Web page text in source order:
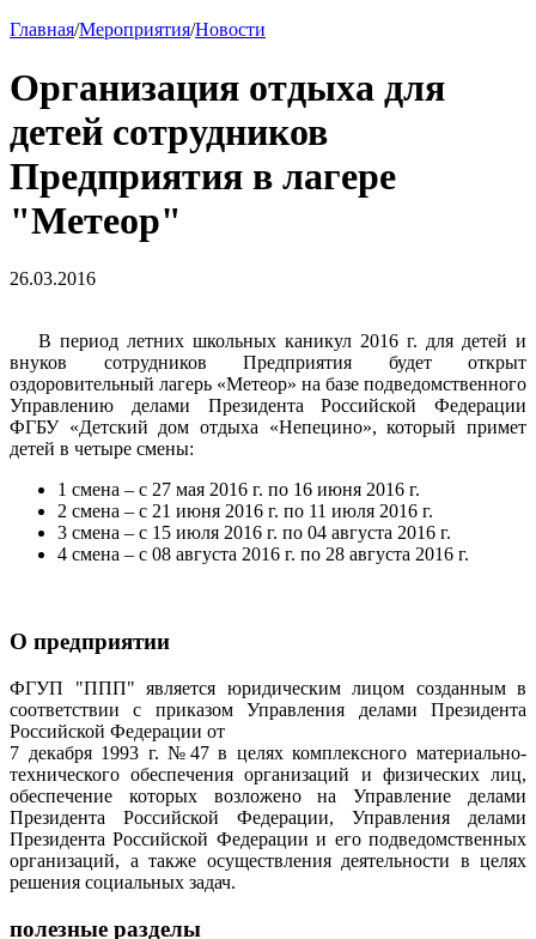
Главная/Мероприятия/Новости
Организация отдыха для
детей сотрудников
Предприятия в лагере
"Метеор"
26.03.2016
В период летних школьных каникул 2016 г. для детей и
внуков сотрудников Предприятия будет открыт
оздоровительный лагерь «Метеор» на базе подведомственного
Управлению делами Президента Российской Федерации
ФГБУ «Детский дом отдыха «Непецино», который примет
детей в четыре смены:
1 смена – с 27 мая 2016 г. по 16 июня 2016 г.
2 смена – с 21 июня 2016 г. по 11 июля 2016 г.
3 смена – с 15 июля 2016 г. по 04 августа 2016 г.
4 смена – с 08 августа 2016 г. по 28 августа 2016 г.
О предприятии
ФГУП "ППП" является юридическим лицом созданным в
соответствии с приказом Управления делами Президента
Российской Федерации от
7 декабря 1993 г. №47 в целях комплексного материально-
технического обеспечения организаций и физических лиц,
обеспечение которых возложено на Управление делами
Президента Российской Федерации, Управления делами
Президента Российской Федерации и его подведомственных
организаций, а также осуществления деятельности в целях
решения социальных задач.
полезные разделы